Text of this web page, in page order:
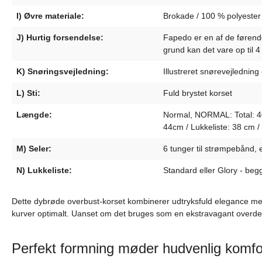
I) Øvre materiale: Brokade / 100 % polyester
J) Hurtig forsendelse:
Fapedo er en af de
grund kan det vare op til
K) Snøringsvejledning: Illustreret snørevejledning
L) Sti: Fuld brystet korset
Længde:
Normal, NORMAL: Total:
44cm / Lukkeliste: 38 cm
M) Seler: 6 tunger til strømpebånd,
N) Lukkeliste: Standard eller Glory -
Dette dybrøde overbust-korset kombinerer udtryksfuld elegance
kurver optimalt. Uanset om det bruges som en ekstravagant
Perfekt formning møder hudvenlig